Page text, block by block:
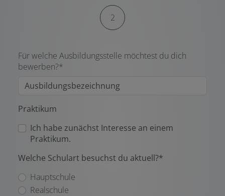
2
Für welche Ausbildungsstelle möchtest du dich
bewerben?*
Praktikum
Ich habe zunächst Interesse an einem
Praktikum.
Welche Schulart besuchst du aktuell?*
Hauptschule
Realschule